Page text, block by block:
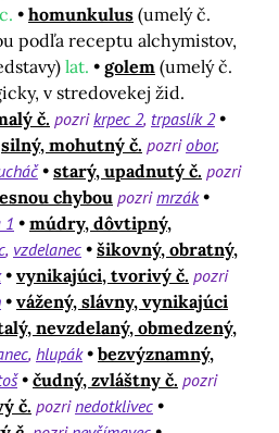
homunkulus (umelý č.
podľa receptu alchymistov,
lat. golem (umelý č.
v stredovekej žid.
č. pozrikrpec 2 trpaslík 2
silný, mohutný č. pozriobor
starý, upadnutý č. pozri
chybou pozrimrzák
1
múdry, dôvtipný,
vzdelanec
šikovný, obratný,
vynikajúci, tvorivý č. pozri
vážený, slávny, vynikajúci
nevzdelaný, obmedzený,
hlupák
bezvýznamný,
čudný, zvláštny č. pozri
č. pozrinedotklivec